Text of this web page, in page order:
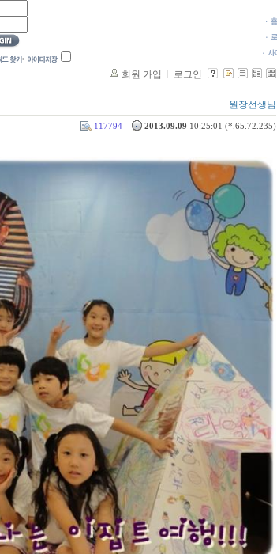
회원 가입 로그인
원장선생님
2013.09.09 10:25:01 (*.65.72.235)
117794